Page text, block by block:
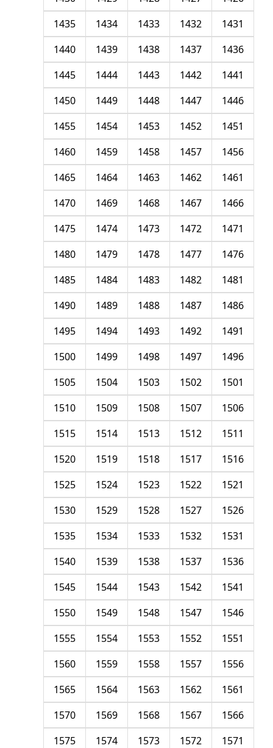
1431
1432
1433
1434
1435
1436
1437
1438
1439
1440
1441
1442
1443
1444
1445
1446
1447
1448
1449
1450
1451
1452
1453
1454
1455
1456
1457
1458
1459
1460
1461
1462
1463
1464
1465
1466
1467
1468
1469
1470
1471
1472
1473
1474
1475
1476
1477
1478
1479
1480
1481
1482
1483
1484
1485
1486
1487
1488
1489
1490
1491
1492
1493
1494
1495
1496
1497
1498
1499
1500
1501
1502
1503
1504
1505
1506
1507
1508
1509
1510
1511
1512
1513
1514
1515
1516
1517
1518
1519
1520
1521
1522
1523
1524
1525
1526
1527
1528
1529
1530
1531
1532
1533
1534
1535
1536
1537
1538
1539
1540
1541
1542
1543
1544
1545
1546
1547
1548
1549
1550
1551
1552
1553
1554
1555
1556
1557
1558
1559
1560
1561
1562
1563
1564
1565
1566
1567
1568
1569
1570
1571
1572
1573
1574
1575